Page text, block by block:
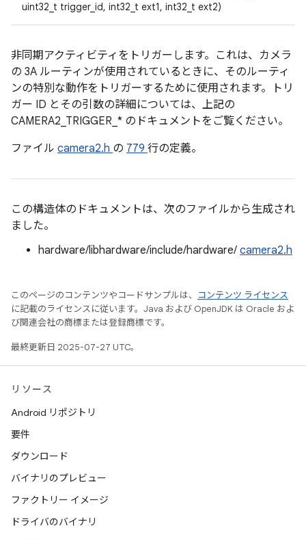
uint32_t trigger_id, int32_t ext1, int32_t ext2)
非同期アクティビティをトリガーします。これは、カメラ
の 3A ルーティンが使用されているときに、そのルーティ
ンの特別な動作をトリガーするために使用されます。トリ
ガー ID とその引数の詳細については、上記の
CAMERA2_TRIGGER_* のドキュメントをご覧ください。
ファイル camera2.h の 779 行の定義。
この構造体のドキュメントは、次のファイルから生成され
ました。
hardware/libhardware/include/hardware/ camera2.h
このページのコンテンツやコードサンプルは、
コンテンツ ライセンス
に記載のライセンスに従います。Java および OpenJDK は Oracle およ
び関連会社の商標または登録商標です。
最終更新日 2025-07-27 UTC。
リソース
Android リポジトリ
要件
ダウンロード
バイナリのプレビュー
ファクトリー イメージ
ドライバのバイナリ